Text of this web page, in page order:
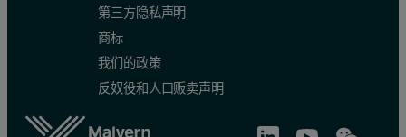
第三方隐私声明
商标
我们的政策
反奴役和人口贩卖声明